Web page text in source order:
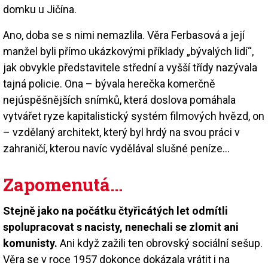
domku u Jičína.
Ano, doba se s nimi nemazlila. Věra Ferbasová a její
manžel byli přímo ukázkovými příklady „bývalých lidí“,
jak obvykle představitele střední a vyšší třídy nazývala
tajná policie. Ona – bývala herečka komerčně
nejúspěšnějších snímků, která doslova pomáhala
vytvářet ryze kapitalistický systém filmových hvězd, on
– vzdělaný architekt, který byl hrdý na svou práci v
zahraničí, kterou navíc vydělával slušné peníze…
Zapomenutá…
Stejně jako na počátku čtyřicátých let odmítli
spolupracovat s nacisty, nenechali se zlomit ani
komunisty. Ani když zažili ten obrovský sociální sešup.
Věra se v roce 1957 dokonce dokázala vrátit i na